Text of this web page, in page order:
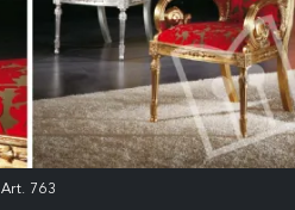
Art. 763